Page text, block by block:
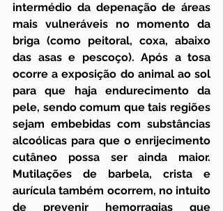
intermédio da depenação de áreas
mais vulneráveis no momento da
briga (como peitoral, coxa, abaixo
das asas e pescoço). Após a tosa
ocorre a exposição do animal ao sol
para que haja endurecimento da
pele, sendo comum que tais regiões
sejam embebidas com substâncias
alcoólicas para que o enrijecimento
cutâneo possa ser ainda maior.
Mutilações de barbela, crista e
aurícula também ocorrem, no intuito
de prevenir hemorragias que